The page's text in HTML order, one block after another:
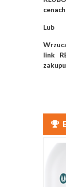
Lub
link